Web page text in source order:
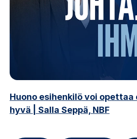
Huono esihenkilö voi opettaa
hyvä | Salla Seppä, NBF